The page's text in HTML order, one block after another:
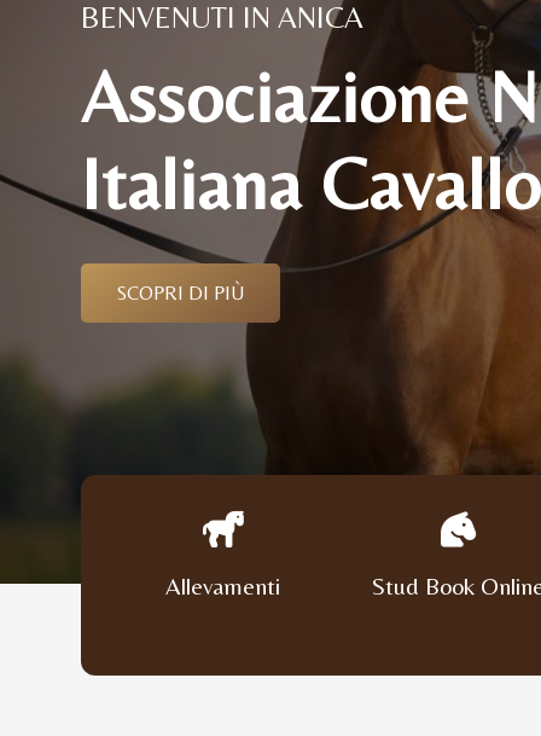
BENVENUTI IN ANICA
Associazione
Italiana
SCOPRI DI PIÙ
Allevamenti Stud Book